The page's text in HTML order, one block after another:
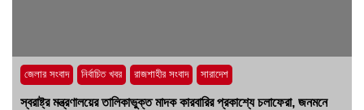
জেলার সংবাদ নির্বাচিত খবর রাজশাহীর সংবাদ সারাদেশ
স্বরাষ্ট্র মন্ত্রণালয়ের তালিকাভুক্ত মাদক কারবারির প্রকাশ্যে চলাফেরা, জনমনে